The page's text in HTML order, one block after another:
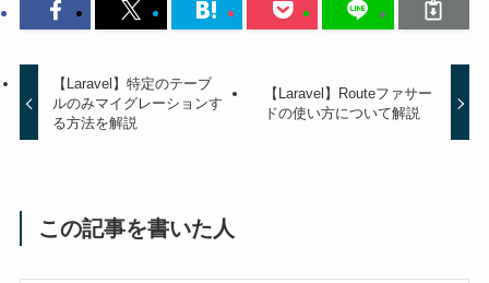
【Laravel】特定のテーブ
ルのみマイグレーションす
る方法を解説
【Laravel】Routeファサー
ドの使い方について解説
この記事を書いた人